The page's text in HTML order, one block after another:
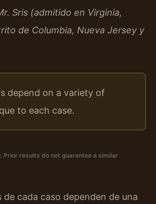
Sris (admitido en Virginia,
de Columbia, Nueva Jersey y
depend on a variety of
to each case.
results do not guarantee a similar
de cada caso dependen de una